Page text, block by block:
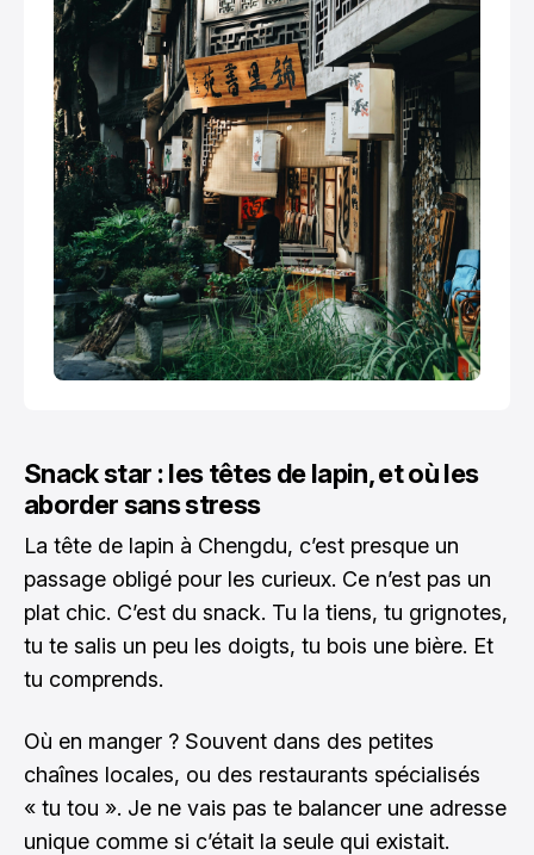
Snack star : les têtes de lapin, et où les
aborder sans stress
La tête de lapin à Chengdu, c’est presque un
passage obligé pour les curieux. Ce n’est pas un
plat chic. C’est du snack. Tu la tiens, tu grignotes,
tu te salis un peu les doigts, tu bois une bière. Et
tu comprends.
Où en manger ? Souvent dans des petites
chaînes locales, ou des restaurants spécialisés
« tu tou ». Je ne vais pas te balancer une adresse
unique comme si c’était la seule qui existait.